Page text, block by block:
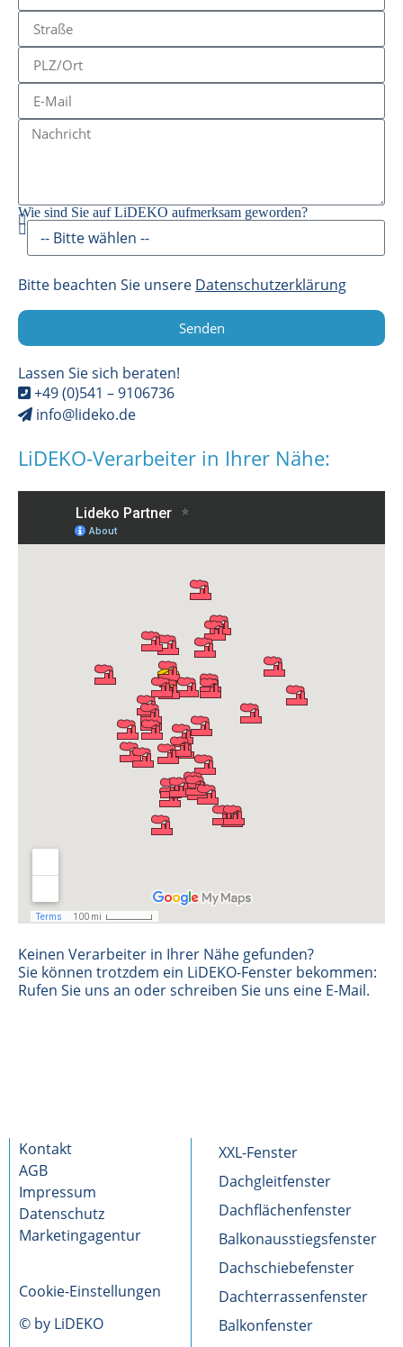
Wie sind Sie auf LiDEKO aufmerksam geworden?
Bitte beachten Sie unsere Datenschutzerklärung
Senden
Lassen Sie sich beraten!
+49 (0)541 – 9106736
info@lideko.de
LiDEKO-Verarbeiter in Ihrer Nähe:
Keinen Verarbeiter in Ihrer Nähe gefunden?
Sie können trotzdem ein LiDEKO-Fenster bekommen:
Rufen Sie uns an oder schreiben Sie uns eine E-Mail.
Kontakt
AGB
Impressum
Datenschutz
Marketingagentur
Cookie-Einstellungen
© by LiDEKO
XXL-Fenster
Dachgleitfenster
Dachflächenfenster
Balkonausstiegsfenster
Dachschiebefenster
Dachterrassenfenster
Balkonfenster